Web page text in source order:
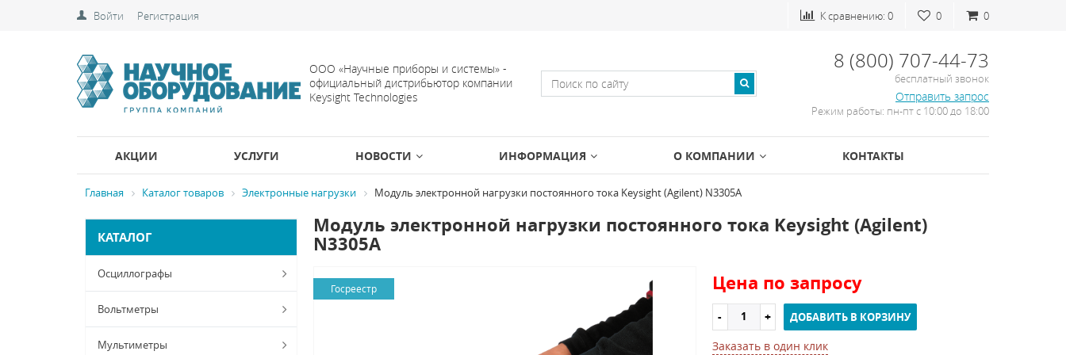
Войти Регистрация 0
0
К сравнению: 0
ООО «Научные приборы и системы» -
официальный дистрибьютор компании
Keysight Technologies
8 (800) 707-44-73
бесплатный звонок
Отправить запрос
Режим работы: пн-пт с 10:00 до 18:00
АКЦИИ УСЛУГИ НОВОСТИ ИНФОРМАЦИЯ О КОМПАНИИ КОНТАКТЫ
Главная Каталог товаров Электронные нагрузки Модуль электронной нагрузки постоянного тока Keysight (Agilent) N3305A
КАТАЛОГ
Осциллографы
Вольтметры
Мультиметры
Модуль электронной нагрузки постоянного тока Keysight (Agilent)
N3305A
Госреестр Цена по запросу
ДОБАВИТЬ В КОРЗИНУ
Заказать в один клик